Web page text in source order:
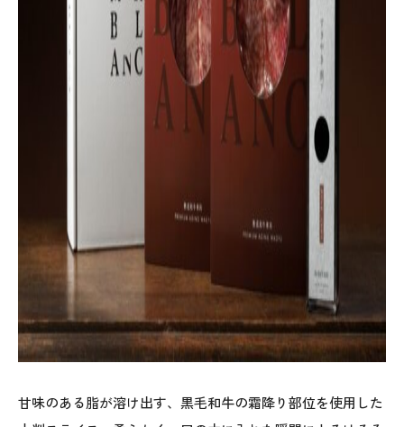
甘味のある脂が溶け出す、黒毛和牛の霜降り部位を使用した